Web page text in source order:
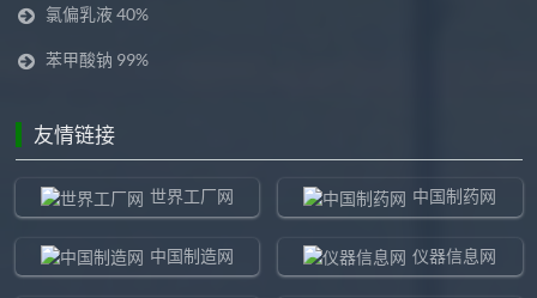
氯偏乳液 40%
苯甲酸钠 99%
友情链接
世界工厂网 中国制药网
中国制造网 仪器信息网